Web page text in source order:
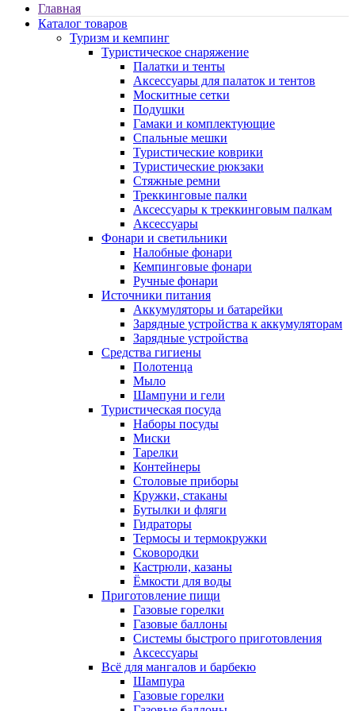
Главная
Каталог товаров
Туризм и кемпинг
Туристическое снаряжение
Палатки и тенты
Аксессуары для палаток и тентов
Москитные сетки
Подушки
Гамаки и комплектующие
Спальные мешки
Туристические коврики
Туристические рюкзаки
Стяжные ремни
Треккинговые палки
Аксессуары к треккинговым палкам
Аксессуары
Фонари и светильники
Налобные фонари
Кемпинговые фонари
Ручные фонари
Источники питания
Аккумуляторы и батарейки
Зарядные устройства к аккумуляторам
Зарядные устройства
Средства гигиены
Полотенца
Мыло
Шампуни и гели
Туристическая посуда
Наборы посуды
Миски
Тарелки
Контейнеры
Столовые приборы
Кружки, стаканы
Бутылки и фляги
Гидраторы
Термосы и термокружки
Сковородки
Кастрюли, казаны
Ёмкости для воды
Приготовление пищи
Газовые горелки
Газовые баллоны
Системы быстрого приготовления
Аксессуары
Всё для мангалов и барбекю
Шампура
Газовые горелки